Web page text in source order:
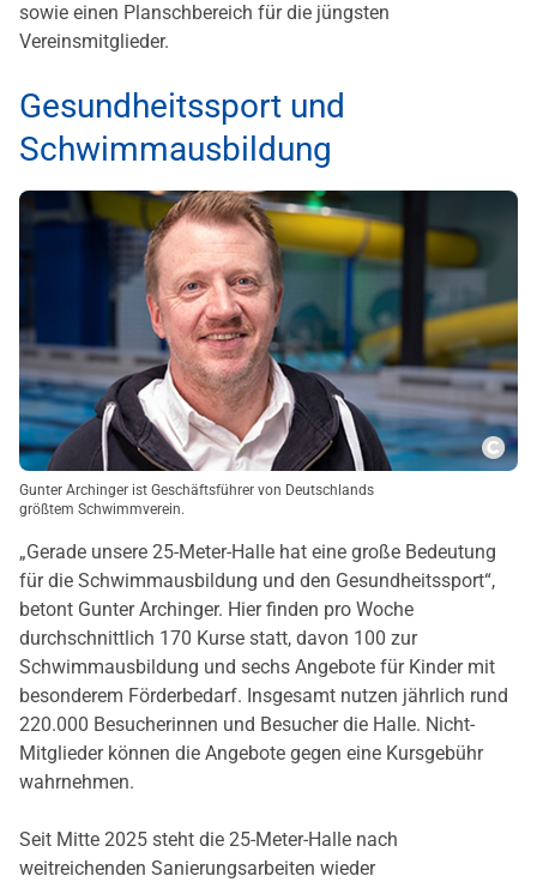
sowie einen Planschbereich für die jüngsten
Vereinsmitglieder.
Gesundheitssport und
Schwimmausbildung
Gunter Archinger ist Geschäftsführer von Deutschlands
größtem Schwimmverein.
„Gerade unsere 25-Meter-Halle hat eine große Bedeutung
für die Schwimmausbildung und den Gesundheitssport“,
betont Gunter Archinger. Hier finden pro Woche
durchschnittlich 170 Kurse statt, davon 100 zur
Schwimmausbildung und sechs Angebote für Kinder mit
besonderem Förderbedarf. Insgesamt nutzen jährlich rund
220.000 Besucherinnen und Besucher die Halle. Nicht-
Mitglieder können die Angebote gegen eine Kursgebühr
wahrnehmen.
Seit Mitte 2025 steht die 25-Meter-Halle nach
weitreichenden Sanierungsarbeiten wieder